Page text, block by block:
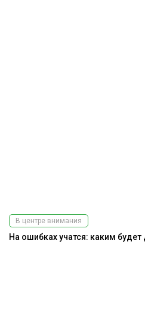
В центре внимания
На ошибках учатся: каким